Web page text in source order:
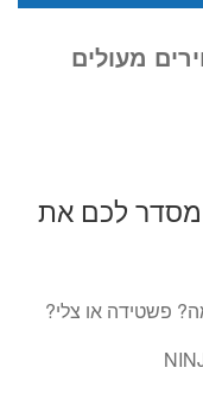
מעולים
לכם את
פשטידה או צלי?